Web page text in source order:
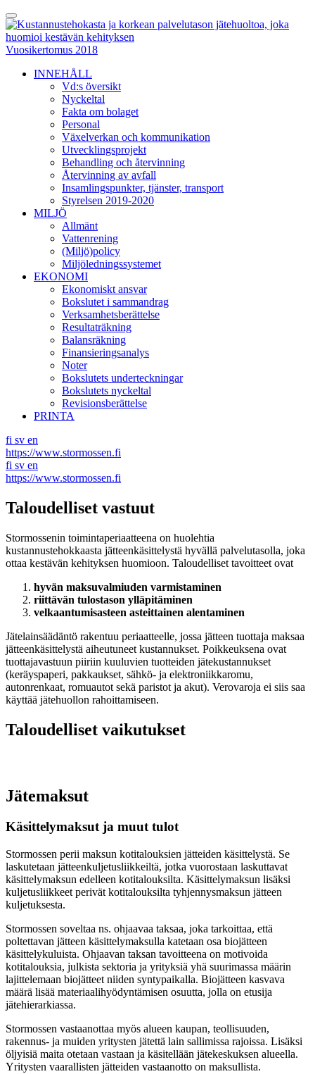
Skip
to
content
Toggle
Menu
Vuosikertomus 2018
INNEHÅLL
Vd:s översikt
Nyckeltal
Fakta om bolaget
Personal
Växelverkan och kommunikation
Utvecklingsprojekt
Behandling och återvinning
Återvinning av avfall
Insamlingspunkter, tjänster, transport
Styrelsen 2019-2020
MILJÖ
Allmänt
Vattenrening
(Miljö)policy
Miljöledningssystemet
EKONOMI
Ekonomiskt ansvar
Bokslutet i sammandrag
Verksamhetsberättelse
Resultaträkning
Balansräkning
Finansieringsanalys
Noter
Bokslutets underteckningar
Bokslutets nyckeltal
Revisionsberättelse
PRINTA
fi sv en
https://www.stormossen.fi
fi sv en
https://www.stormossen.fi
Taloudelliset vastuut
Stormossenin toimintaperiaatteena on huolehtia
kustannustehokkaasta jätteenkäsittelystä hyvällä palvelutasolla, joka
ottaa kestävän kehityksen huomioon. Taloudelliset tavoitteet ovat
hyvän maksuvalmiuden varmistaminen
riittävän tulostason ylläpitäminen
velkaantumisasteen asteittainen alentaminen
Jätelainsäädäntö rakentuu periaatteelle, jossa jätteen tuottaja maksaa
jätteenkäsittelystä aiheutuneet kustannukset. Poikkeuksena ovat
tuottajavastuun piiriin kuuluvien tuotteiden jätekustannukset
(keräyspaperi, pakkaukset, sähkö- ja elektroniikkaromu,
autonrenkaat, romuautot sekä paristot ja akut). Verovaroja ei siis saa
käyttää jätehuollon rahoittamiseen.
Taloudelliset vaikutukset
Jätemaksut
Käsittelymaksut ja muut tulot
Stormossen perii maksun kotitalouksien jätteiden käsittelystä. Se
laskutetaan jätteenkuljetusliikkeiltä, jotka vuorostaan laskuttavat
käsittelymaksun edelleen kotitalouksilta. Käsittelymaksun lisäksi
kuljetusliikkeet perivät kotitalouksilta tyhjennysmaksun jätteen
kuljetuksesta.
Stormossen soveltaa ns. ohjaavaa taksaa, joka tarkoittaa, että
poltettavan jätteen käsittelymaksulla katetaan osa biojätteen
käsittelykuluista. Ohjaavan taksan tavoitteena on motivoida
kotitalouksia, julkista sektoria ja yrityksiä yhä suurimassa määrin
lajittelemaan biojätteet niiden syntypaikalla. Biojätteen kasvava
määrä lisää materiaalihyödyntämisen osuutta, jolla on etusija
jätehierarkiassa.
Stormossen vastaanottaa myös alueen kaupan, teollisuuden,
rakennus- ja muiden yritysten jätettä lain sallimissa rajoissa. Lisäksi
öljyisiä maita otetaan vastaan ja käsitellään jätekeskuksen alueella.
Yritysten vaarallisten jätteiden vastaanotto on maksullista.